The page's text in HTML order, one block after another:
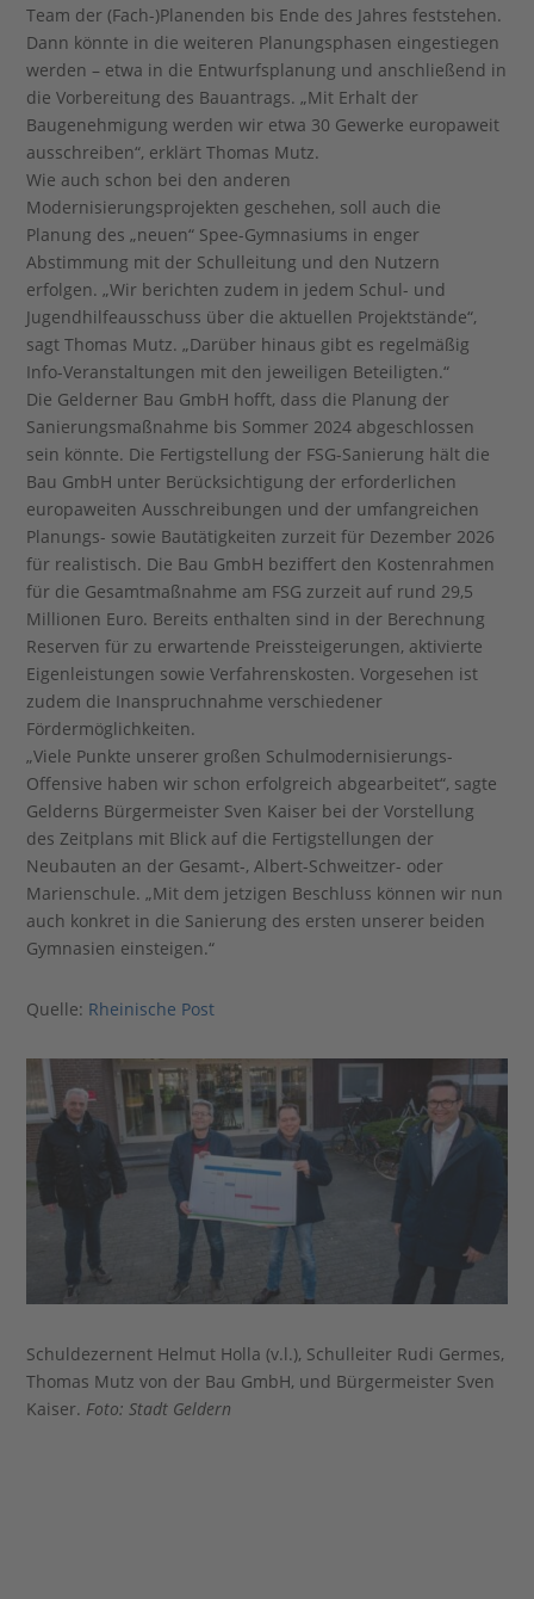
Team der (Fach-)Planenden bis Ende des Jahres feststehen.
Dann könnte in die weiteren Planungsphasen eingestiegen
werden – etwa in die Entwurfsplanung und anschließend in
die Vorbereitung des Bauantrags. „Mit Erhalt der
Baugenehmigung werden wir etwa 30 Gewerke europaweit
ausschreiben“, erklärt Thomas Mutz.
Wie auch schon bei den anderen
Modernisierungsprojekten geschehen, soll auch die
Planung des „neuen“ Spee-Gymnasiums in enger
Abstimmung mit der Schulleitung und den Nutzern
erfolgen. „Wir berichten zudem in jedem Schul- und
Jugendhilfeausschuss über die aktuellen Projektstände“,
sagt Thomas Mutz. „Darüber hinaus gibt es regelmäßig
Info-Veranstaltungen mit den jeweiligen Beteiligten.“
Die Gelderner Bau GmbH hofft, dass die Planung der
Sanierungsmaßnahme bis Sommer 2024 abgeschlossen
sein könnte. Die Fertigstellung der FSG-Sanierung hält die
Bau GmbH unter Berücksichtigung der erforderlichen
europaweiten Ausschreibungen und der umfangreichen
Planungs- sowie Bautätigkeiten zurzeit für Dezember 2026
für realistisch. Die Bau GmbH beziffert den Kostenrahmen
für die Gesamtmaßnahme am FSG zurzeit auf rund 29,5
Millionen Euro. Bereits enthalten sind in der Berechnung
Reserven für zu erwartende Preissteigerungen, aktivierte
Eigenleistungen sowie Verfahrenskosten. Vorgesehen ist
zudem die Inanspruchnahme verschiedener
Fördermöglichkeiten.
„Viele Punkte unserer großen Schulmodernisierungs-
Offensive haben wir schon erfolgreich abgearbeitet“, sagte
Gelderns Bürgermeister Sven Kaiser bei der Vorstellung
des Zeitplans mit Blick auf die Fertigstellungen der
Neubauten an der Gesamt-, Albert-Schweitzer- oder
Marienschule. „Mit dem jetzigen Beschluss können wir nun
auch konkret in die Sanierung des ersten unserer beiden
Gymnasien einsteigen.“
Quelle: Rheinische Post
Schuldezernent Helmut Holla (v.l.), Schulleiter Rudi Germes,
Thomas Mutz von der Bau GmbH, und Bürgermeister Sven
Kaiser. Foto: Stadt Geldern